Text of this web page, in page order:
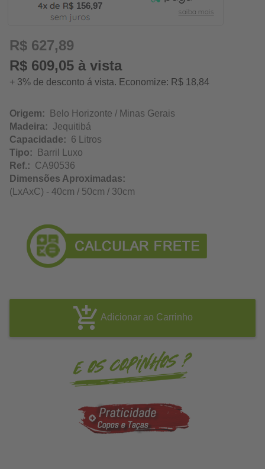
156,97
R$ 627,89
R$ 609,05 à vista
+ 3% de desconto á vista. Economize: R$ 18,84
Origem: Belo Horizonte / Minas Gerais
Madeira: Jequitibá
Capacidade: 6 Litros
Tipo: Barril Luxo
Ref.: CA90536
Dimensões Aproximadas:
(LxAxC) - 40cm / 50cm / 30cm
Adicionar ao Carrinho